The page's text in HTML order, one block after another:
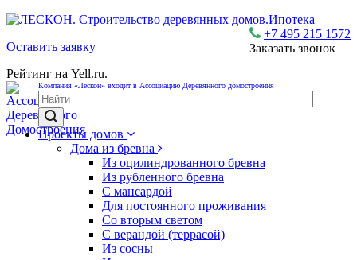
+7 495 215 1572
Заказать звонок
Ипотека
Оставить заявку
Рейтинг на Yell.ru.
Компания «Лескон» входит в Ассоциацию Деревянного домостроения
Проекты домов
Дома из бревна
Из оцилиндрованного бревна
Из рубленного бревна
С мансардой
Для постоянного проживания
Со вторым светом
С верандой (террасой)
Из сосны